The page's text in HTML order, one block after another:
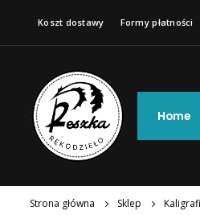
Koszt dostawy Formy płatności
Home
Strona główna Sklep